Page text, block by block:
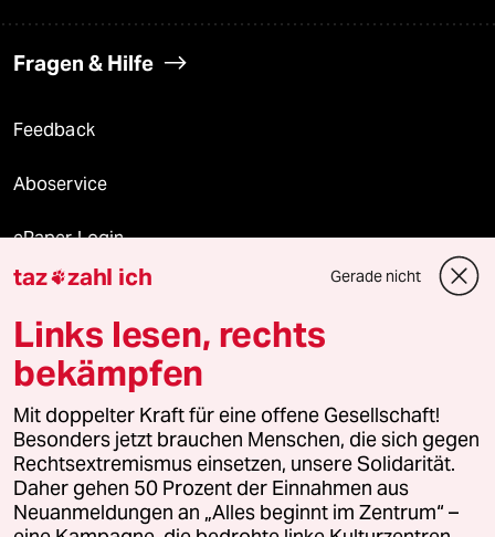
Fragen & Hilfe
Feedback
Aboservice
ePaper Login
Downloads für Abonnierende
© 2026 taz Verlags und Vertriebs GmbH
Alle Rechte vorbehalten. Bei rechtlichen Fragen oder für Genehmigungen
wenden Sie sich bitte an
lizenzen@taz.de
Feedback Redaktionsstatut Kommune-Richtlinien
taz zahl ich Gerade nicht
Links lesen, rechts
bekämpfen
Mit doppelter Kraft für eine offene Gesellschaft!
Besonders jetzt brauchen Menschen, die sich gegen
Rechtsextremismus einsetzen, unsere Solidarität.
Daher gehen 50 Prozent der Einnahmen aus
Neuanmeldungen an „Alles beginnt im Zentrum“ –